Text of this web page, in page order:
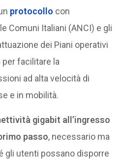
protocollo con
Comuni Italiani (ANCI) e gli
dei Piani operativi
per facilitare la
ad alta velocità di
e in mobilità.
gigabit all’ingresso
passo, necessario ma
gli utenti possano disporre